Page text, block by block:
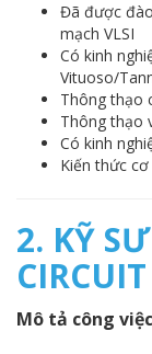
Đã được
mạch VLSI
Có kinh
Vituoso/
Thông thạo
Thông thạo
Có kinh
Kiến thức
2. KỸ
Mô tả công việc